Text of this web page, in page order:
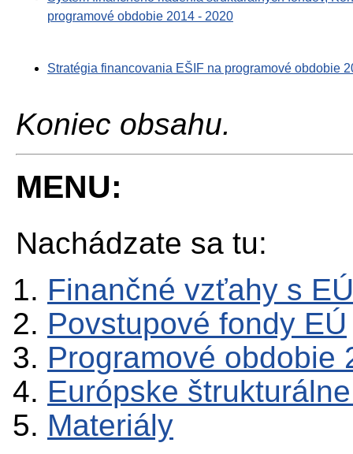
programové obdobie 2014 - 2020
Stratégia financovania EŠIF na programové obdobie
Koniec obsahu.
MENU:
Nachádzate sa tu:
Finančné vzťahy s EÚ
Povstupové fondy EÚ
Programové obdobie
Európske
Materiály